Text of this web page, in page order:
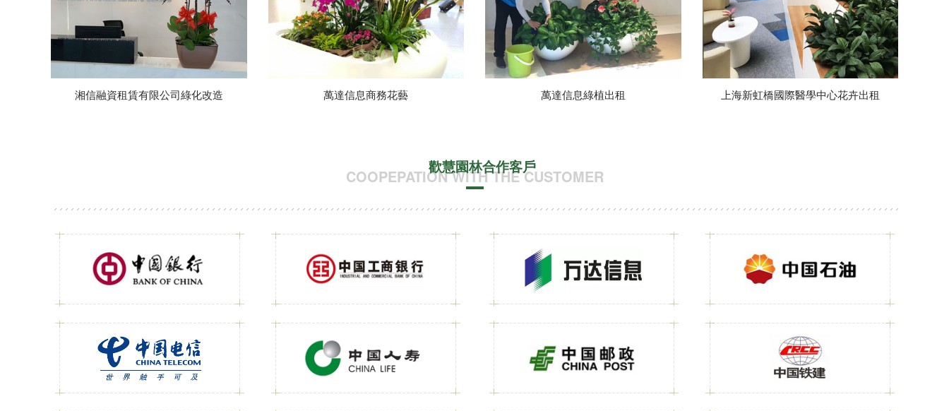
湘信融資租賃有限公司綠化改造 萬達信息商務花藝 萬達信息綠植出租 上海新虹橋國際醫學中心花卉出租
歡慧園林合作客戶
COOPEPATION WITH THE CUSTOMER